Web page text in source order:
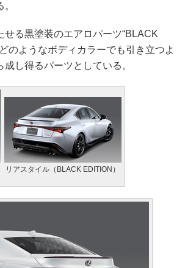
る黒塗装のエアロパーツ“BLACK
のようなボディカラーでも引き立つよ
し得るパーツとしている。
リアスタイル（BLACK EDITION）